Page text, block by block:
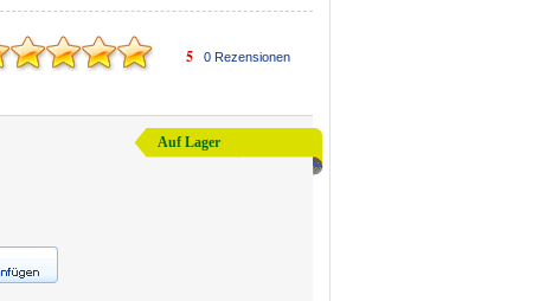
5 0Rezensionen
Auf Lager